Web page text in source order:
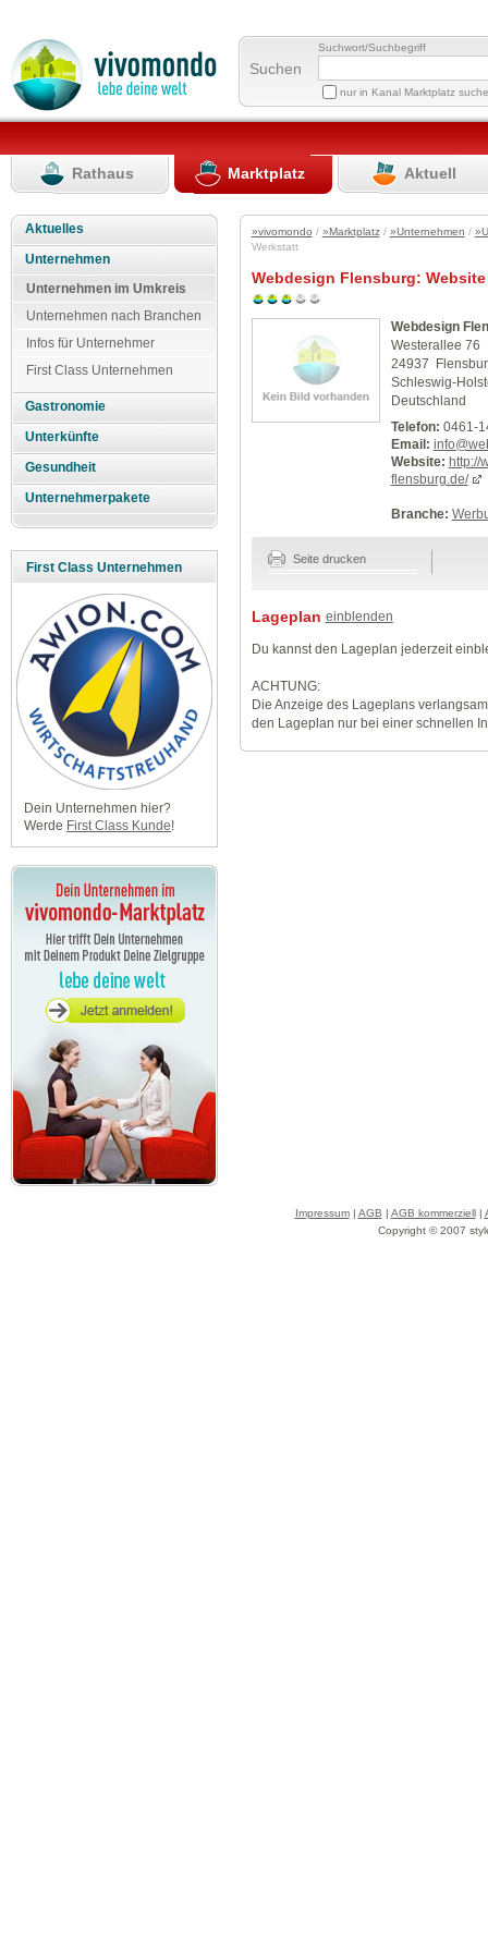
Suchen
Suchwort/Suchbegriff
nur in Kanal Marktplatz
Rathaus Marktplatz Aktuell
Aktuelles
Unternehmen
Unternehmen im Umkreis
Unternehmen nach Branchen
Infos für Unternehmer
First Class Unternehmen
Gastronomie
Unterkünfte
Gesundheit
Unternehmerpakete
First Class Unternehmen
Dein Unternehmen hier?
Werde First Class Kunde!
»vivomondo / »Marktplatz/ »Unternehmen /
Werkstatt
Webdesign Flensburg:
Webdesign
Westerallee 76
24937
Schleswig-
Deutschland
Telefon: 0461-
Email:
Website: http://
flensburg.de/
Branche:
Seite drucken
Lageplan einblenden
Du kannst den Lageplan jederzeit
ACHTUNG:
Die Anzeige des Lageplans
den Lageplan nur bei einer schnellen
Impressum| AGB | AGB kommerziell|
Copyright © 2007